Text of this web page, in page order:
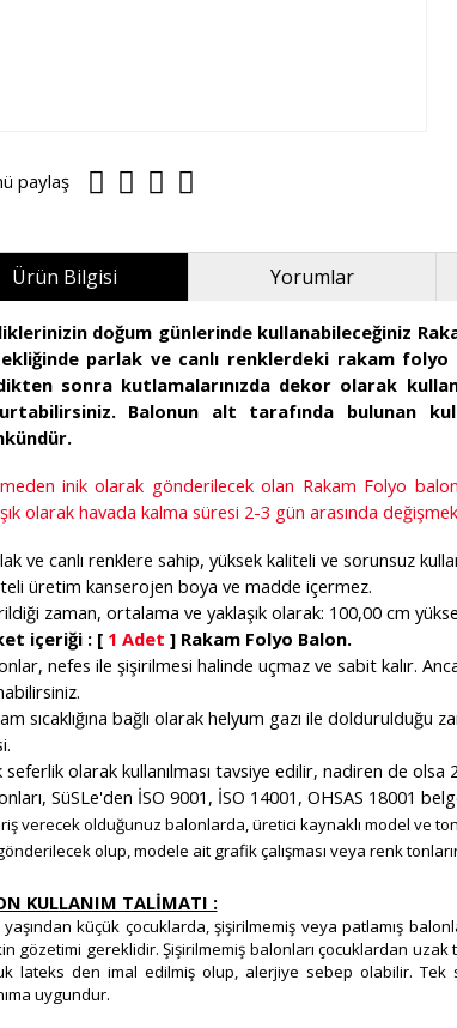
paylaş
Ürün Bilgisi Yorumlar
doğum günlerinde kullanabileceğiniz
parlak ve canlı renklerdeki rakam
sonra kutlamalarınızda dekor olarak
Balonun alt tarafında bulunan
inik olarak gönderilecek olan Rakam Folyo
olarak havada kalma süresi 2-3 gün arasında
ve canlı renklere sahip, yüksek kaliteli ve sorunsuz
üretim kanserojen boya ve madde içermez.
zaman, ortalama ve yaklaşık olarak: 100,00 cm
içeriği : [ 1 Adet ] Rakam Folyo Balon.
nefes ile şişirilmesi halinde uçmaz ve sabit kalır.
sıcaklığına bağlı olarak helyum gazı ile
seferlik olarak kullanılması tavsiye edilir, nadiren de olsa
SüSLe'den İSO 9001, İSO 14001, OHSAS 18001
verecek olduğunuz balonlarda, üretici kaynaklı model ve
olup, modele ait grafik çalışması veya renk
KULLANIM TALİMATI :
yaşından küçük çocuklarda, şişirilmemiş veya patlamış
gözetimi gereklidir. Şişirilmemiş balonları çocuklardan uzak
lateks den imal edilmiş olup, alerjiye sebep olabilir.
uygundur.